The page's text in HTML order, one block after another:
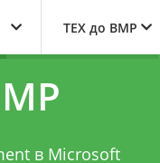
TEX до BMP
в Microsoft